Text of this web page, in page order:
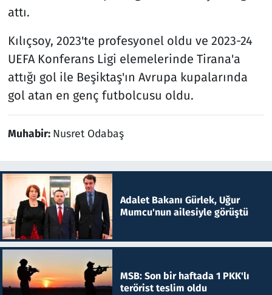
attı.
Kılıçsoy, 2023'te profesyonel oldu ve 2023-24
UEFA Konferans Ligi elemelerinde Tirana'a
attığı gol ile Beşiktaş'ın Avrupa kupalarında
gol atan en genç futbolcusu oldu.
Muhabir: Nusret Odabaş
Adalet Bakanı Gürlek, Uğur
Mumcu'nun ailesiyle görüştü
MSB: Son bir haftada 1 PKK'lı
terörist teslim oldu